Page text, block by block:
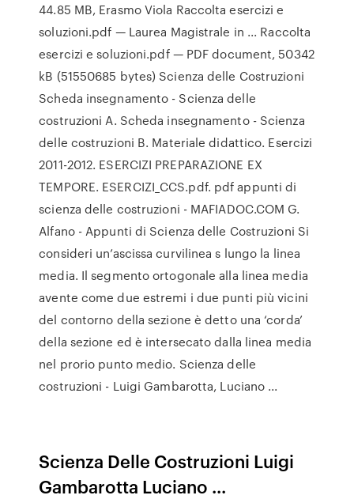
44.85 MB, Erasmo Viola Raccolta esercizi e
soluzioni.pdf — Laurea Magistrale in ... Raccolta
esercizi e soluzioni.pdf — PDF document, 50342
kB (51550685 bytes) Scienza delle Costruzioni
Scheda insegnamento - Scienza delle
costruzioni A. Scheda insegnamento - Scienza
delle costruzioni B. Materiale didattico. Esercizi
2011-2012. ESERCIZI PREPARAZIONE EX
TEMPORE. ESERCIZI_CCS.pdf. pdf appunti di
scienza delle costruzioni - MAFIADOC.COM G.
Alfano - Appunti di Scienza delle Costruzioni Si
consideri un’ascissa curvilinea s lungo la linea
media. Il segmento ortogonale alla linea media
avente come due estremi i due punti più vicini
del contorno della sezione è detto una ‘corda’
della sezione ed è intersecato dalla linea media
nel prorio punto medio. Scienza delle
costruzioni - Luigi Gambarotta, Luciano ...
Scienza Delle Costruzioni Luigi
Gambarotta Luciano ...